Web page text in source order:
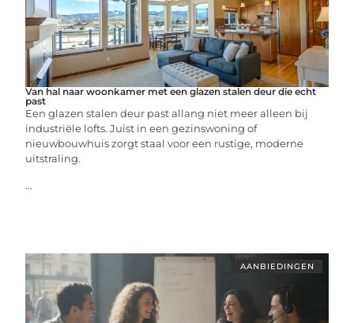
Van hal naar woonkamer met een glazen stalen deur die echt
past
Een glazen stalen deur past allang niet meer alleen bij
industriële lofts. Juist in een gezinswoning of
nieuwbouwhuis zorgt staal voor een rustige, moderne
uitstraling.
...
AANBIEDINGEN